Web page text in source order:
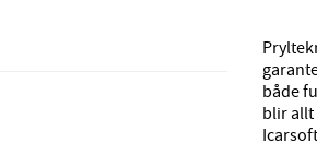
både
blir allt